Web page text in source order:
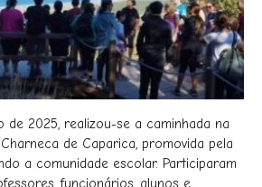
de 2025, realizou-se a caminhada na
de Caparica, promovida pela
a comunidade escolar. Participaram
funcionários, alunos e